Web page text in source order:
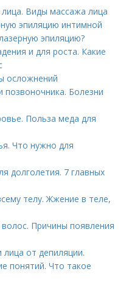
Виды массажа лица
эпиляцию интимной
эпиляцию?
и для роста. Какие
осложнений
позвоночника. Болезни
Польза меда для
Что нужно для
долголетия. 7 главных
телу. Жжение в теле,
Причины появления
от депиляции.
понятий. Что такое